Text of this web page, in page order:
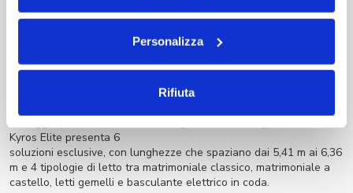
qui. Cliccando sul tasto "Acconsento" permetti l'utilizzo
Personalizza
Rifiuta
Un van facile da vivere
Kyros Elite presenta 6
soluzioni esclusive, con lunghezze che spaziano dai 5,41 m ai 6,36
m e 4 tipologie di letto tra matrimoniale classico, matrimoniale a
castello, letti gemelli e basculante elettrico in coda.